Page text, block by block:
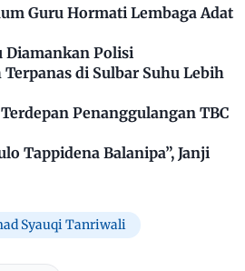
Guru Hormati Lembaga Adat
Diamankan Polisi
di Sulbar Suhu Lebih
Penanggulangan TBC
Tappidena Balanipa”, Janji
Syauqi Tanriwali